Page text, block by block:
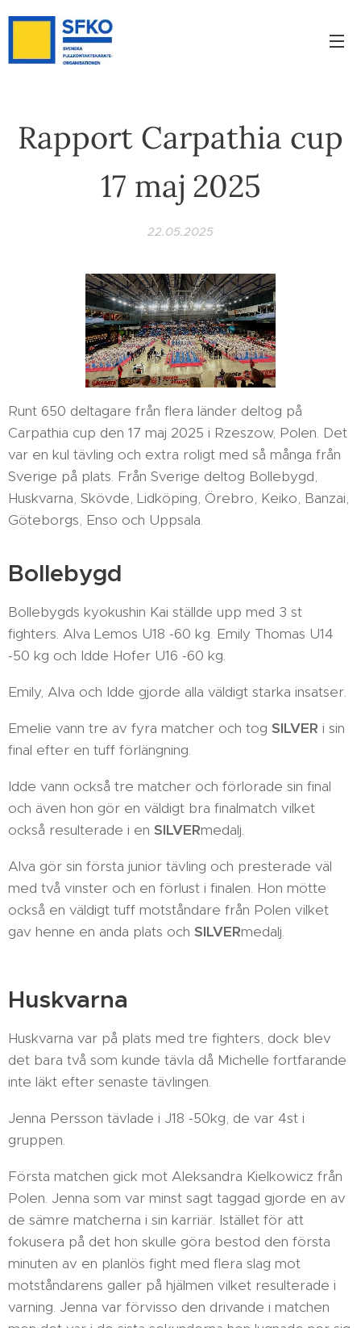
Rapport Carpathia cup
17 maj 2025
22.05.2025
Runt 650 deltagare från flera länder deltog på
Carpathia cup den 17 maj 2025 i Rzeszow, Polen. Det
var en kul tävling och extra roligt med så många från
Sverige på plats. Från Sverige deltog Bollebygd,
Huskvarna, Skövde, Lidköping, Örebro, Keiko, Banzai,
Göteborgs, Enso och Uppsala.
Bollebygd
Bollebygds kyokushin Kai ställde upp med 3 st
fighters. Alva Lemos U18 -60 kg. Emily Thomas U14
-50 kg och Idde Hofer U16 -60 kg.
Emily, Alva och Idde gjorde alla väldigt starka insatser.
Emelie vann tre av fyra matcher och tog SILVER i sin
final efter en tuff förlängning.
Idde vann också tre matcher och förlorade sin final
och även hon gör en väldigt bra finalmatch vilket
också resulterade i en SILVERmedalj.
Alva gör sin första junior tävling och presterade väl
med två vinster och en förlust i finalen. Hon mötte
också en väldigt tuff motståndare från Polen vilket
gav henne en anda plats och SILVERmedalj.
Huskvarna
Huskvarna var på plats med tre fighters, dock blev
det bara två som kunde tävla då Michelle fortfarande
inte läkt efter senaste tävlingen.
Jenna Persson tävlade i J18 -50kg, de var 4st i
gruppen.
Första matchen gick mot Aleksandra Kielkowicz från
Polen. Jenna som var minst sagt taggad gjorde en av
de sämre matcherna i sin karriär. Istället för att
fokusera på det hon skulle göra bestod den första
minuten av en planlös fight med flera slag mot
motståndarens galler på hjälmen vilket resulterade i
varning. Jenna var förvisso den drivande i matchen